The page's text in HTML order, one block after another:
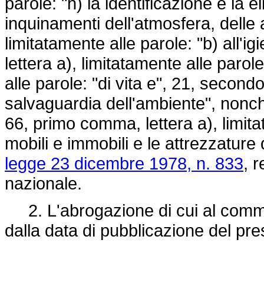
inquinamenti dell'atmosfera,
limitatamente alle parole: "b)
lettera a), limitatamente alle
alle parole: "di vita e", 21,
salvaguardia dell'ambiente",
66, primo comma, lettera a),
mobili e immobili e le
legge 23 dicembre 1978, n. 833,
nazionale.
2. L'abrogazione di cui al
dalla data di pubblicazione del